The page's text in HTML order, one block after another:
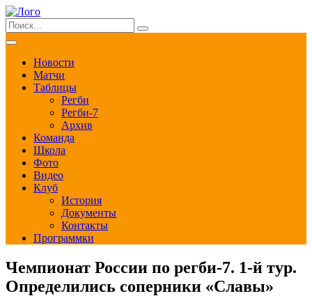
Новости
Матчи
Таблицы
Регби
Регби-7
Архив
Команда
Школа
Фото
Видео
Клуб
История
Документы
Контакты
Программки
Чемпионат России по регби-7. 1-й тур.
Определились соперники «Славы»